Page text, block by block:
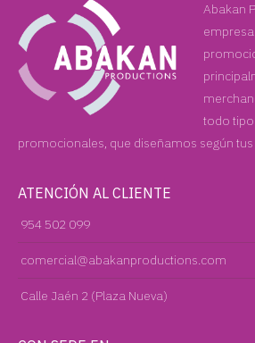
Abakan
todo
promocionales, que diseñamos según
ATENCIÓN AL CLIENTE
954 502 099
comercial@abakanproductions.com
Calle Jaén 2 (Plaza Nueva)